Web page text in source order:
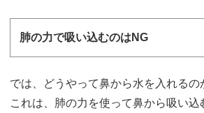
肺の力で吸い込むのはNG
では、どうやって鼻から水を入れるの
これは、肺の力を使って鼻から吸い込